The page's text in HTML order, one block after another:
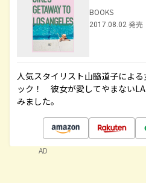
BOOKS
2017.08.02 発売
人気スタイリスト山脇道子によ
ック！ 彼女が愛してやまない
みました。
AD